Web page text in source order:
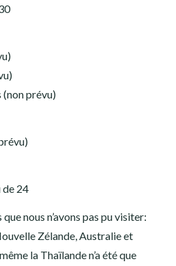
(non prévu)
de 24
nous n’avons pas pu visiter:
Zélande, Australie et
la Thaïlande n’a été que